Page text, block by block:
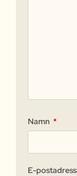
Namn *
E-postadress